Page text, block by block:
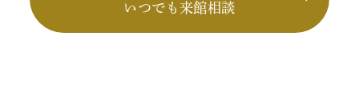
いつでも来館相談